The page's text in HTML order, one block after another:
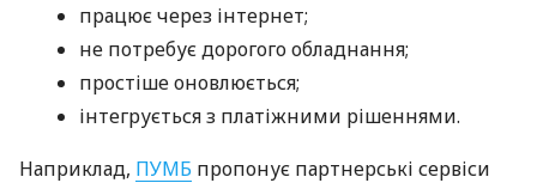
працює через інтернет;
не потребує дорогого обладнання;
простіше оновлюється;
інтегрується з платіжними рішеннями.
Наприклад, ПУМБ пропонує партнерські сервіси